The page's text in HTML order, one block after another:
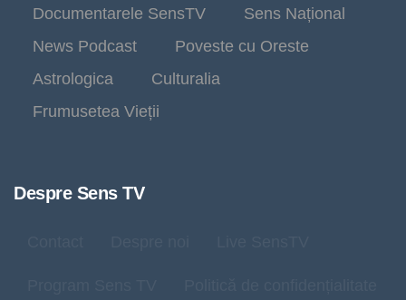
Documentarele SensTV
Sens Național
News Podcast
Poveste cu Oreste
Astrologica
Culturalia
Frumusetea Vieții
Despre Sens TV